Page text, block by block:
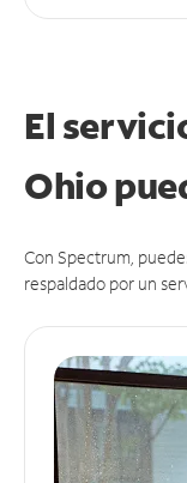
El
Ohio
Con Spectrum,
respaldado por un